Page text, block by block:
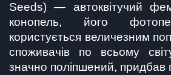
Seeds) — автоквітучий
конопель, його
користується величезним
споживачів по всьому
значно поліпшений, придбав